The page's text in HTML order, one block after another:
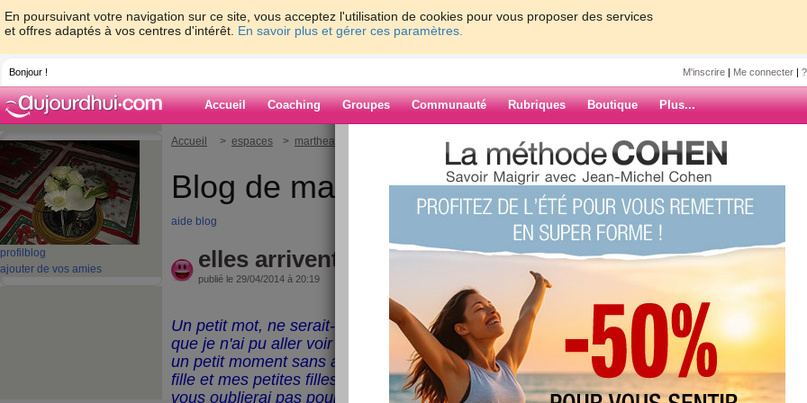
En poursuivant votre navigation sur ce site, vous acceptez l'utilisation de cookies pour vous proposer des services
et offres adaptés à vos centres d'intérêt. En savoir plus et gérer ces paramètres.
Bonjour ! M'inscrire | Me connecter |
Accueil Coaching Groupes Communauté Rubriques Boutique Plus...
profil blog
ajouter de vos amies
Accueil > espaces > marthealice > elles arrivent demain
Blog de marthealice
aide blog
elles arrivent demain
publié le 29/04/2014 à 20:19
Un petit mot, ne serait-ce que pour mes fidèles amies
que je n'ai pu aller voir ces derniers jours , je vais être
un petit moment sans aller poser un com, demain ma
fille et mes petites filles arrivent pour 3 semaines, je ne
vous oublierai pas pour autant.
ARCHIVES